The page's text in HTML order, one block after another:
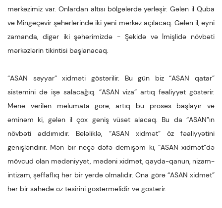
mərkəzimiz var. Onlardan altısı bölgələrdə yerləşir. Gələn il Quba
və Mingəçevir şəhərlərində iki yeni mərkəz açılacaq. Gələn il, eyni
zamanda, digər iki şəhərimizdə - Şəkidə və İmişlidə növbəti
mərkəzlərin tikintisi başlanacaq.
“ASAN səyyar” xidməti göstərilir. Bu gün biz “ASAN qatar”
sistemini də işə salacağıq. “ASAN viza” artıq fəaliyyət göstərir.
Mənə verilən məlumata görə, artıq bu proses başlayır və
əminəm ki, gələn il çox geniş vüsət alacaq. Bu da “ASAN”ın
növbəti addımıdır. Beləliklə, “ASAN xidmət” öz fəaliyyətini
genişləndirir. Mən bir neçə dəfə demişəm ki, “ASAN xidmət”də
mövcud olan mədəniyyət, mədəni xidmət, qayda-qanun, nizam-
intizam, şəffaflıq hər bir yerdə olmalıdır. Ona görə “ASAN xidmət”
hər bir sahədə öz təsirini göstərməlidir və göstərir.